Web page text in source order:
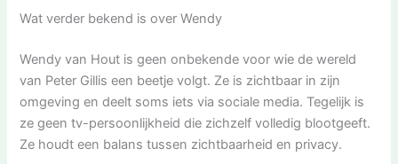
Wat verder bekend is over Wendy
Wendy van Hout is geen onbekende voor wie de wereld
van Peter Gillis een beetje volgt. Ze is zichtbaar in zijn
omgeving en deelt soms iets via sociale media. Tegelijk is
ze geen tv-persoonlijkheid die zichzelf volledig blootgeeft.
Ze houdt een balans tussen zichtbaarheid en privacy.